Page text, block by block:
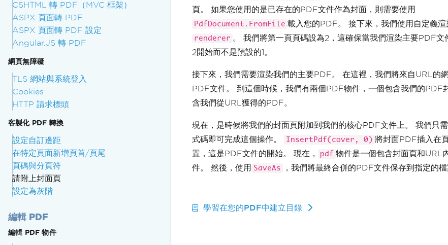
CSHTML 轉 PDF（MVC 框架）
ASPX 頁面轉 PDF
ASPX 頁面轉 PDF 設定
Angular.JS 轉 PDF
網頁無障礙
TLS 網站與系統登入
Cookies
HTTP 請求標頭
客製化 PDF 轉換
設定自訂邊距
在特定頁面新增頁首/頁尾
頁碼與分頁符
請附上封面頁
設定為灰階
編輯 PDF
編輯 PDF 物件
頁。 如果您使用的是已存在的PDF文件作為封面，則需要使用
PdfDocument.FromFile 載入您的PDF。 接下來，我們使用自定義渲
renderer 。 我們將第一頁頁碼設為2，這確保當我們渲染主要PDF文
2開始而不是預設的1。
接下來，我們需要渲染我們的主要PDF。 在這裡，我們將來自URL的
PDF文件。 到這個時候，我們有兩個PDF物件，一個包含我們的PDF
含我們從URL獲得的PDF。
現在，是時候將我們的封面頁附加到我們的核心PDF文件上。 我們只
式碼即可完成這個操作。
InsertPdf(cover, 0) 將封面PDF插入在
置，這是PDF文件的開始。 現在，
pdf 物件是一個包含封面頁和URL
件。 然後，使用 SaveAs ，我們將最終合併的PDF文件保存到指定的檔
學習在您的PDF中建立目錄